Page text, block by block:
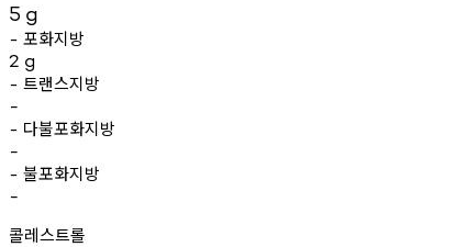
5 g
- 포화지방
2 g
- 트랜스지방
-
- 다불포화지방
-
- 불포화지방
-
콜레스트롤